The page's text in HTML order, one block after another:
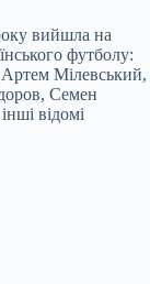
вийшла на
футболу:
Мілевський,
Семен
відомі